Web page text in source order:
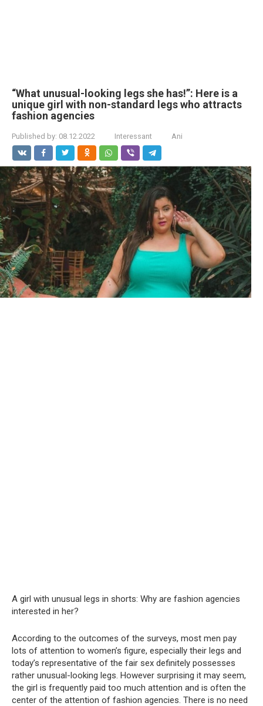
“What unusual-looking legs she has!”: Here is a
unique girl with non-standard legs who attracts
fashion agencies
Published by: 08.12.2022 Interessant Ani
A girl with unusual legs in shorts: Why are fashion agencies
interested in her?
According to the outcomes of the surveys, most men pay
lots of attention to women’s figure, especially their legs and
today’s representative of the fair sex definitely possesses
rather unusual-looking legs. However surprising it may seem,
the girl is frequently paid too much attention and is often the
center of the attention of fashion agencies. There is no need